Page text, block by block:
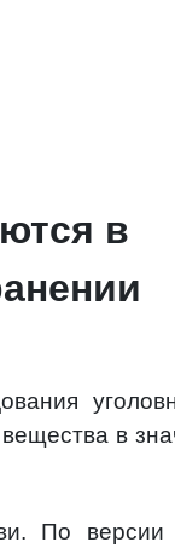
в
в
По версии